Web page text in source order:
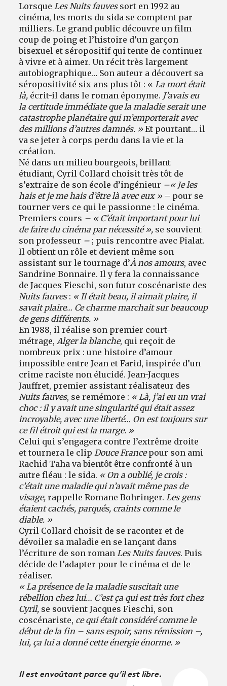
Lorsque Les Nuits fauves sort en 1992 au
cinéma, les morts du sida se comptent par
milliers. Le grand public découvre un film
coup de poing et l’histoire d’un garçon
bisexuel et séropositif qui tente de continuer
à vivre et à aimer. Un récit très largement
autobiographique… Son auteur a découvert sa
séropositivité six ans plus tôt : « La mort était
là, écrit-il dans le roman éponyme. J’avais eu
la certitude immédiate que la maladie serait une
catastrophe planétaire qui m’emporterait avec
des millions d’autres damnés. »Et pourtant… il
va se jeter à corps perdu dans la vie et la
création.
Né dans un milieu bourgeois, brillant
étudiant, Cyril Collard choisit très tôt de
s’extraire de son école d’ingénieur –« Je les
hais et je me hais d’être là avec eux » – pour se
tourner vers ce qui le passionne : le cinéma.
Premiers cours – « C’était important pour lui
de faire du cinéma par nécessité », se souvient
son professeur – ; puis rencontre avec Pialat.
Il obtient un rôle et devient même son
assistant sur le tournage d’À nos amours, avec
Sandrine Bonnaire. Il y fera la connaissance
de Jacques Fieschi, son futur coscénariste des
Nuits fauves: « Il était beau, il aimait plaire, il
savait plaire… Ce charme marchait sur beaucoup
de gens différents. »
En 1988, il réalise son premier court-
métrage, Alger la blanche, qui reçoit de
nombreux prix : une histoire d’amour
impossible entre Jean et Farid, inspirée d’un
crime raciste non élucidé. Jean-Jacques
Jauffret, premier assistant réalisateur des
Nuits fauves, se remémore : « Là, j’ai eu un vrai
choc : il y avait une singularité qui était assez
incroyable, avec une liberté… On est toujours sur
ce fil étroit qui est la marge. »
Celui qui s’engagera contre l’extrême droite
et tournera le clip Douce Francepour son ami
Rachid Taha va bientôt être confronté à un
autre fléau : le sida. « On a oublié, je crois :
c’était une maladie qui n’avait même pas de
visage,rappelle Romane Bohringer. Les gens
étaient cachés, parqués, craints comme le
diable. »
Cyril Collard choisit de se raconter et de
dévoiler sa maladie en se lançant dans
l’écriture de son roman Les Nuits fauves. Puis
décide de l’adapter pour le cinéma et de le
réaliser.
« La présence de la maladie suscitait une
rébellion chez lui… C’est ça qui est très fort chez
Cyril, se souvient Jacques Fieschi, son
coscénariste, ce qui était considéré comme le
début de la fin – sans espoir, sans rémission –,
lui, ça lui a donné cette énergie énorme. »
Il est envoûtant parce qu’il est libre.